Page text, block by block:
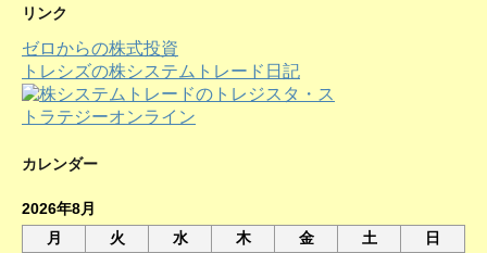
カ
ブ
リンク
ゼロからの株式投資
トレシズの株システムトレード日記
カレンダー
2026年8月
月
火 水 木 金 土 日